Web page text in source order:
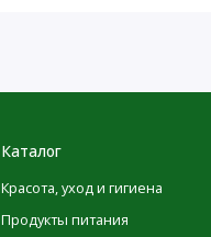
Каталог
Красота, уход и гигиена
Продукты питания